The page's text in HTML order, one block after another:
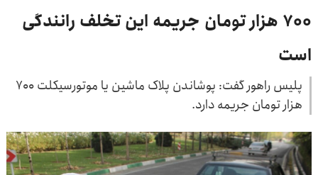
۷۰۰ هزار تومان جریمه این تخلف رانندگی
است
پلیس راهور گفت: پوشاندن پلاک ماشین یا موتورسیکلت ۷۰۰
هزار تومان جریمه دارد.